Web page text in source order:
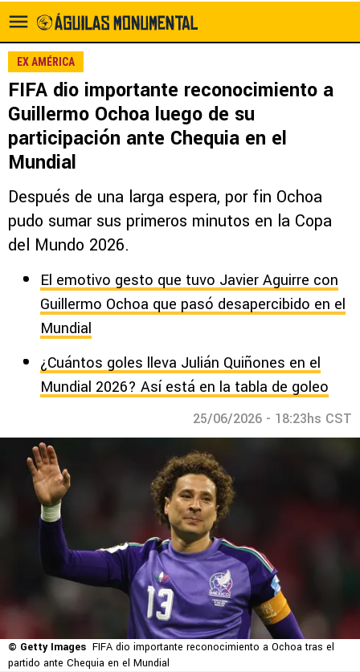
EX AMÉRICA
FIFA dio importante reconocimiento a
Guillermo Ochoa luego de su
participación ante Chequia en el
Mundial
Después de una larga espera, por fin Ochoa
pudo sumar sus primeros minutos en la Copa
del Mundo 2026.
El emotivo gesto que tuvo Javier Aguirre con
Guillermo Ochoa que pasó desapercibido en el
Mundial
¿Cuántos goles lleva Julián Quiñones en el
Mundial 2026? Así está en la tabla de goleo
25/06/2026 - 18:23hs CST
© Getty Images FIFA dio importante reconocimiento a Ochoa tras el
partido ante Chequia en el Mundial